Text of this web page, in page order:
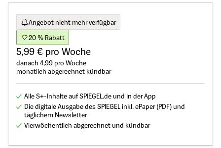
Angebot nicht mehr verfügbar
20 % Rabatt
5,99 € pro Woche
danach 4,99 pro Woche
monatlich abgerechnet kündbar
Alle S+-Inhalte auf SPIEGEL.de und in der App
Die digitale Ausgabe des SPIEGEL inkl. ePaper (PDF) und
täglichem Newsletter
Vierwöchentlich abgerechnet und kündbar